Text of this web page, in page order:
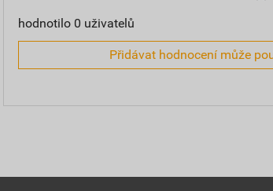
hodnotilo 0 uživatelů
Přidávat hodnocení může